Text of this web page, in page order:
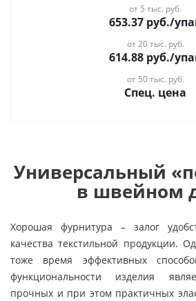
от 5 тыс. руб.
653.37 руб./
от 20 тыс. руб.
614.88 руб./
от 50 тыс. руб.
Спец. цена
Универсальный
в швейном
Хорошая фурнитура – залог
качества текстильной продукции.
тоже время эффективных
функциональности изделия
прочных и при этом практичных